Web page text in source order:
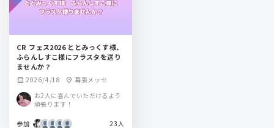
CR フェス2026 ととみっくす様、
ふらんしすこ様にフラスタを送り
ませんか？
calendar_month 2026/4/18 location_on 幕張メッセ
お2人に喜んでいただけるよう
頑張ります！
参加 23人